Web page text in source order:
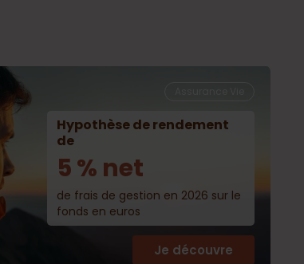
Hypothèse de rendement
de
5 % net
de frais de gestion en 2026 sur le
fonds en euros
Je découvre